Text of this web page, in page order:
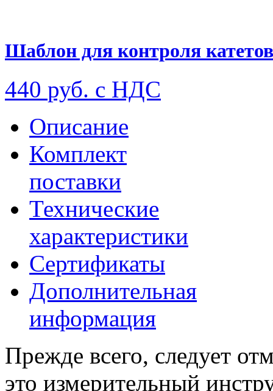
Шаблон для контроля
440 руб. с НДС
Описание
Комплект
поставки
Технические
характеристики
Сертификаты
Дополнительная
информация
Прежде всего, следует
это измерительный